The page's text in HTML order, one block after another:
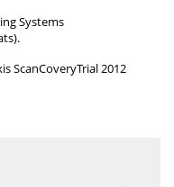
Systems
ScanCoveryTrial 2012